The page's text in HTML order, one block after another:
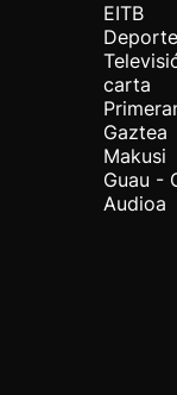
EITB
carta
Gaztea
Makusi
Guau -
Audioa